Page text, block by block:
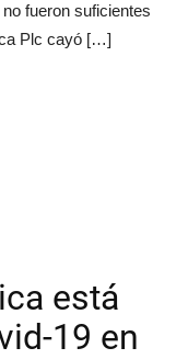
fueron suficientes
Plc cayó […]
está
19 en